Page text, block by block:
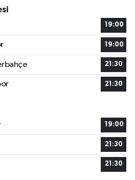
19:00
19:00
21:30
21:30
19:00
21:30
21:30